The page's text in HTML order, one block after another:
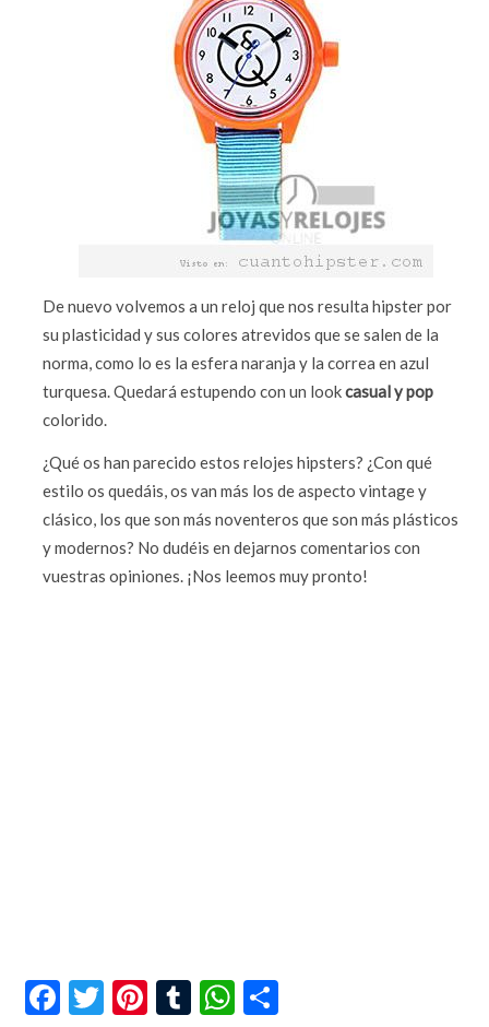
De nuevo volvemos a un reloj que nos resulta hipster por
su plasticidad y sus colores atrevidos que se salen de la
norma, como lo es la esfera naranja y la correa en azul
turquesa. Quedará estupendo con un lookcasual y pop
colorido.
¿Qué os han parecido estos relojes hipsters? ¿Con qué
estilo os quedáis, os van más los de aspecto vintage y
clásico, los que son más noventeros que son más plásticos
y modernos? No dudéis en dejarnos comentarios con
vuestras opiniones. ¡Nos leemos muy pronto!
Facebook
Twitter
Pinterest
TumblrWhatsApp